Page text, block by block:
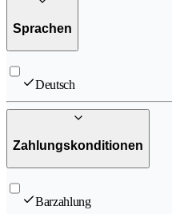
Sprachen
Deutsch
Zahlungskonditionen
Barzahlung